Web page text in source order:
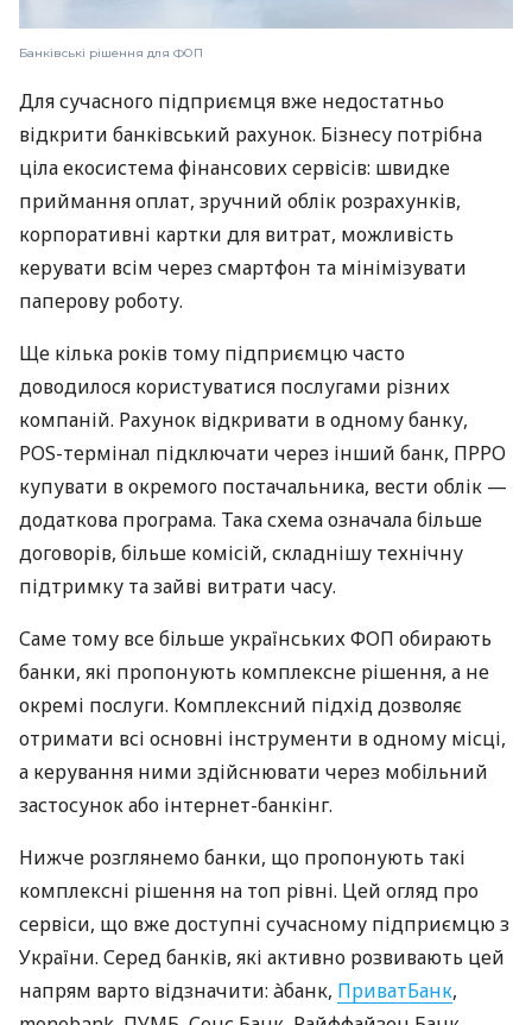
Банківські рішення для ФОП
Для сучасного підприємця вже недостатньо
відкрити банківський рахунок. Бізнесу потрібна
ціла екосистема фінансових сервісів: швидке
приймання оплат, зручний облік розрахунків,
корпоративні картки для витрат, можливість
керувати всім через смартфон та мінімізувати
паперову роботу.
Ще кілька років тому підприємцю часто
доводилося користуватися послугами різних
компаній. Рахунок відкривати в одному банку,
POS-термінал підключати через інший банк, ПРРО
купувати в окремого постачальника, вести облік —
додаткова програма. Така схема означала більше
договорів, більше комісій, складнішу технічну
підтримку та зайві витрати часу.
Саме тому все більше українських ФОП обирають
банки, які пропонують комплексне рішення, а не
окремі послуги. Комплексний підхід дозволяє
отримати всі основні інструменти в одному місці,
а керування ними здійснювати через мобільний
застосунок або інтернет-банкінг.
Нижче розглянемо банки, що пропонують такі
комплексні рішення на топ рівні. Цей огляд про
сервіси, що вже доступні сучасному підприємцю з
України. Серед банків, які активно розвивають цей
напрям варто відзначити: àбанк, ПриватБанк,